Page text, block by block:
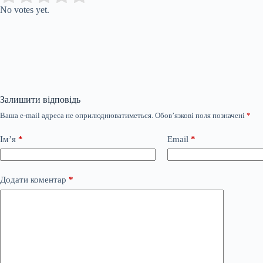
No votes yet.
Залишити відповідь
Ваша e-mail адреса не оприлюднюватиметься. Обов’язкові поля позначені *
Ім’я * Email *
Додати коментар *